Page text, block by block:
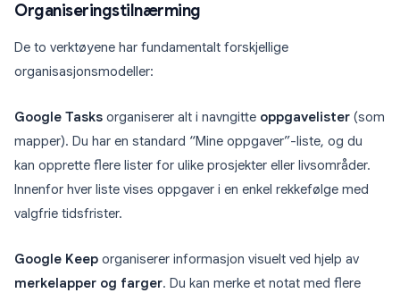
Organiseringstilnærming
De to verktøyene har fundamentalt forskjellige
organisasjonsmodeller:
Google Tasks organiserer alt i navngitte oppgavelister (som
mapper). Du har en standard “Mine oppgaver”-liste, og du
kan opprette flere lister for ulike prosjekter eller livsområder.
Innenfor hver liste vises oppgaver i en enkel rekkefølge med
valgfrie tidsfrister.
Google Keep organiserer informasjon visuelt ved hjelp av
merkelapper og farger. Du kan merke et notat med flere